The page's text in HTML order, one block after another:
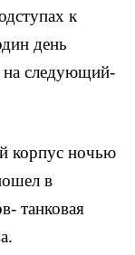
к
день
на следующий-
корпус ночью
в
танковая